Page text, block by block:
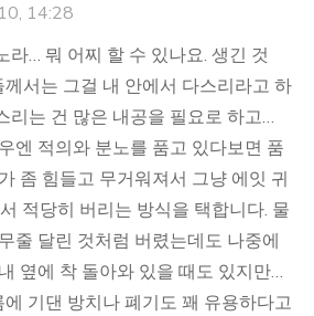
14:28
라… 뭐 어찌 할 수 있나요. 생긴 것
서는 그걸 내 안에서 다스리라고 하
리는 건 많은 내공을 필요로 하고…
엔 적의와 분노를 품고 있다보면 품
좀 힘들고 무거워져서 그냥 에잇 귀
적당히 버리는 방식을 택합니다. 물
줄 달린 것처럼 버렸는데도 나중에
옆에 착 돌아와 있을 때도 있지만…
기댄 방치나 폐기도 꽤 유용하다고